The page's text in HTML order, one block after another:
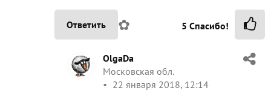
Ответить ✿ 5 Спасибо!
OlgaDa
Московская обл.
22 января 2018, 12:14